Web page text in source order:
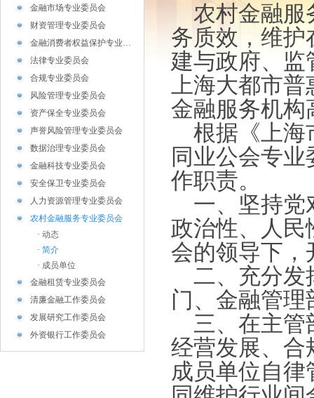
金融市场专业委员会
财资管理专业委员会
金融消费者权益保护专业…
法律专业委员会
合规专业委员会
风险管理专业委员会
资产保全专业委员会
声誉风险管理专业委员会
数据治理专业委员会
金融科技专业委员会
安全保卫专业委员会
人力资源管理专业委员会
农村金融服务专业委员会
· 动态
· 简介
· 成员单位
金融租赁专业委员会
清廉金融工作委员会
发展研究工作委员会
外资银行工作委员会
农村金融服
务质效，维护
建与政府、监
上海大都市
金融服务机构
根据《上海
同业公会专
作职责。
一、坚持党
政治性、人民
会的领导下，
二、充分发
门、金融管
三、在主管
经营发展、合
成员单位自